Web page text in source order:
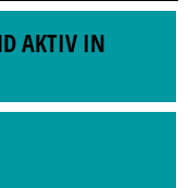
AKTIV IN